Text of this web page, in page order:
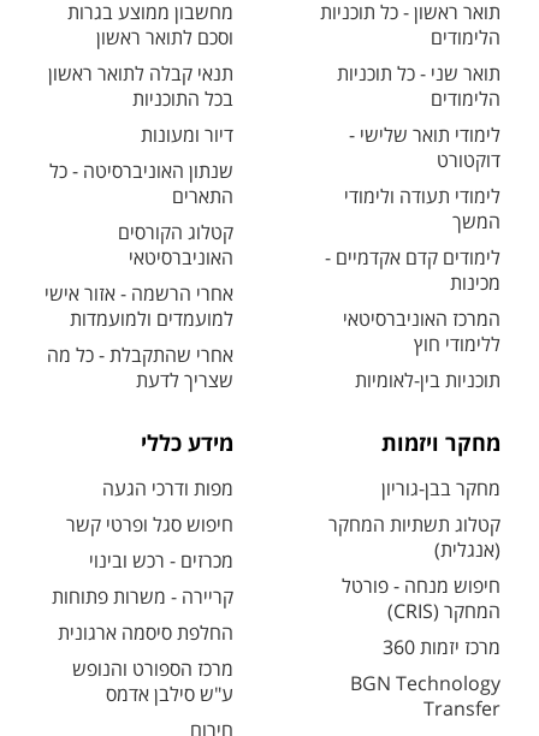
תואר ראשון - כל תוכניות
הלימודים
תואר שני - כל תוכניות
הלימודים
לימודי תואר שלישי -
דוקטורט
לימודי תעודה ולימודי
המשך
לימודים קדם אקדמיים -
מכינות
המרכז האוניברסיטאי
ללימודי חוץ
תוכניות בין-לאומיות
מחשבון ממוצע בגרות
וסכם לתואר ראשון
תנאי קבלה לתואר ראשון
בכל התוכניות
דיור ומעונות
שנתון האוניברסיטה - כל
התארים
קטלוג הקורסים
האוניברסיטאי
אחרי הרשמה - אזור אישי
למועמדים ולמועמדות
אחרי שהתקבלת - כל מה
שצריך לדעת
מחקר ויזמות
מחקר בבן-גוריון
קטלוג תשתיות המחקר
(אנגלית)
חיפוש מנחה - פורטל
המחקר (CRIS)
מרכז יזמות 360
BGN Technology
Transfer
מידע כללי
מפות ודרכי הגעה
חיפוש סגל ופרטי קשר
מכרזים - רכש ובינוי
קריירה - משרות פתוחות
החלפת סיסמה ארגונית
מרכז הספורט והנופש
ע"ש סילבן אדמס
חירום